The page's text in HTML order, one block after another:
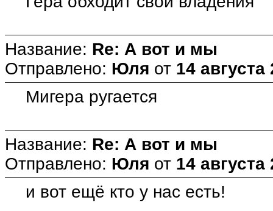
Название: Re: А вот и мы
Отправлено: Юля от 14
Мигера ругается
Название: Re: А вот и мы
Отправлено: Юля от 14
и вот ещё кто у нас есть!